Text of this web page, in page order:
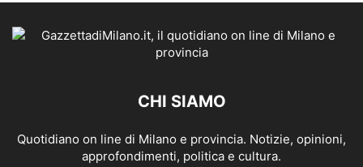
CHI SIAMO
Quotidiano on line di Milano e provincia. Notizie, opinioni,
approfondimenti, politica e cultura.